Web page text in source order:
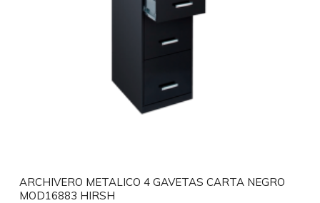
ARCHIVERO METALICO 4 GAVETAS CARTA NEGRO
MOD16883 HIRSH